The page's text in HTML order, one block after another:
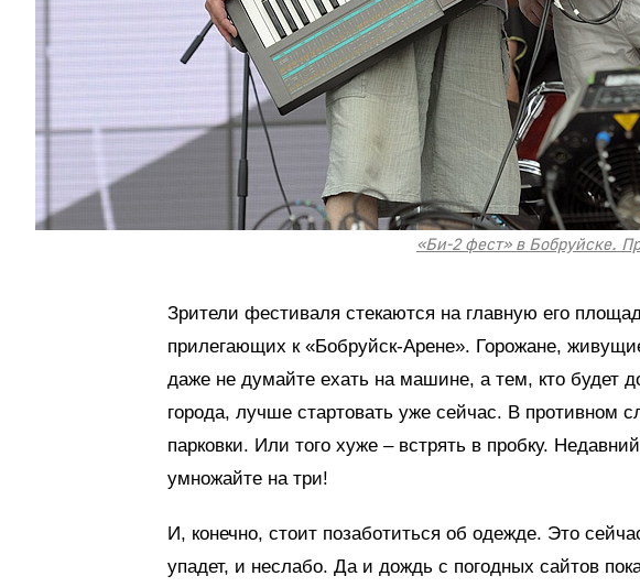
«Би-2 фест» в Бобруйске.
Зрители фестиваля стекаются на главную его
прилегающих к «Бобруйск-Арене». Горожане,
даже не думайте ехать на машине, а тем, кто будет
города, лучше стартовать уже сейчас. В противном
парковки. Или того хуже – встрять в пробку.
умножайте на три!
И, конечно, стоит позаботиться об одежде. Это
упадет, и неслабо. Да и дождь с погодных сайтов